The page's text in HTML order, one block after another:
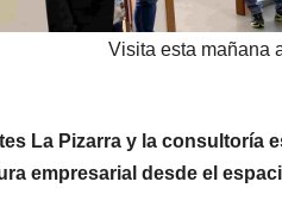
Visita esta mañana
La Pizarra y la consultoría
empresarial desde el